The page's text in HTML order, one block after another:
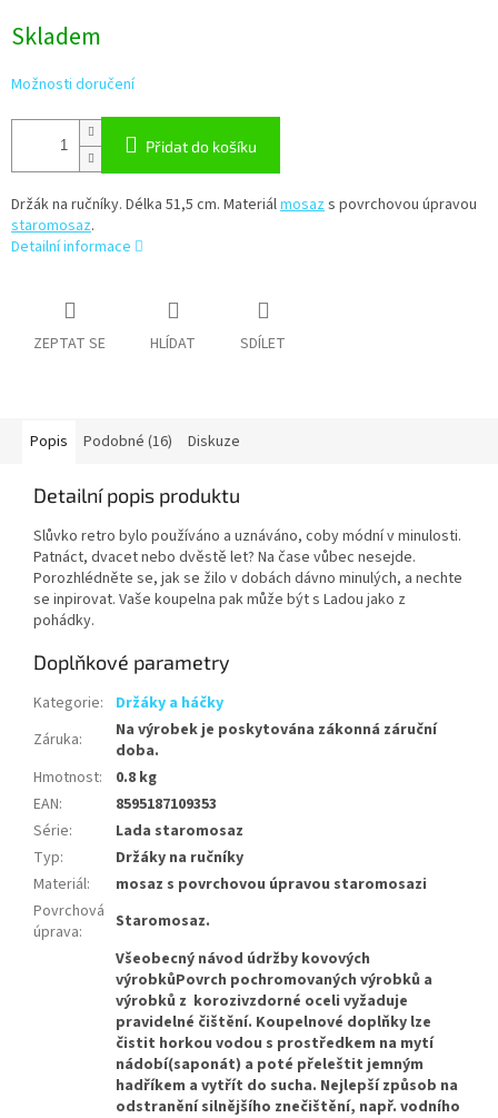
cena:
Skladem
Možnosti doručení
Přidat do košíku
Držák na ručníky. Délka 51,5 cm. Materiálmosazs povrchovou úpravou
staromosaz.
Detailní informace
ZEPTAT SE HLÍDAT SDÍLET
Popis Podobné (16) Diskuze
Detailní popis produktu
Slůvko retro bylo používáno a uznáváno, coby módní v minulosti.
Patnáct, dvacet nebo dvěstě let? Na čase vůbec nesejde.
Porozhlédněte se, jak se žilo v dobách dávno minulých, a nechte
se inpirovat. Vaše koupelna pak může být s Ladou jako z
pohádky.
Doplňkové parametry
Kategorie:
Držáky a háčky
Záruka:
Na výrobek je poskytována zákonná záruční
doba.
Hmotnost:
0.8 kg
EAN:
8595187109353
Série:
Lada staromosaz
Typ:
Držáky na ručníky
Materiál:
mosaz s povrchovou úpravou staromosazi
Povrchová
úprava:
Staromosaz.
Všeobecný návod údržby kovových
výrobkůPovrch pochromovaných výrobků a
výrobků z korozivzdorné oceli vyžaduje
pravidelné čištění. Koupelnové doplňky lze
čistit horkou vodou s prostředkem na mytí
nádobí(saponát) a poté přeleštit jemným
hadříkem a vytřít do sucha. Nejlepší způsob na
odstranění silnějšího znečištění, např. vodního